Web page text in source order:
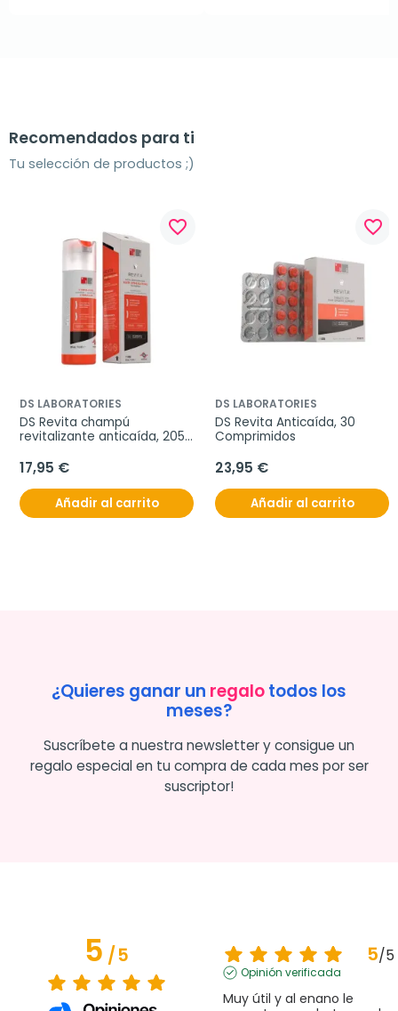
Recomendados para ti
Tu selección de productos ;)
favorite_border
DS LABORATORIES
DS Revita champú
revitalizante anticaída, 205
17,95 €
Añadir al carrito
favorite_border
DS LABORATORIES
DS Revita Anticaída, 30
Comprimidos
23,95 €
Añadir al carrito
¿Quieres ganar un regalotodos los
meses?
Suscríbete a nuestra newsletter y consigue un
regalo especial en tu compra de cada mes por ser
suscriptor!
5/5 5/5
Opinión verificada
Muy útil y al enano le